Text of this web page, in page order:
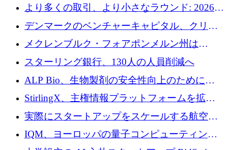
米国の主要取引所で初の欧州量子企業とな
る、6 月に欧州のスタートアップ資金調達
より多くの取引、より小さなラウンド: 2026
年 6 月に欧州のスタートアップ資金調達
デンマークのベンチャーキャピタル、クリメ
ンタム・キャピタルが気候変動対策ハードウ
を確保
メクレンブルク・フォアポンメルン州は
Nextcloud を州全体に展開し、オープンソース
戦略を拡大
スターリング銀行、130人の人員削減へ
ALP Bio、生物製剤の安全性向上のために
Venture Kick から 16 万 1,000 ユーロを調達
StirlingX、主権情報プラットフォームを拡張
するためにシリーズ A で 2,000 万ドルを確保
実際にスタートアップをスケールする航空イ
ノベーション モデルを学ぶ
IQM、ヨーロッパの量子コンピューティング
企業として初めて米国の主要取引所に上場